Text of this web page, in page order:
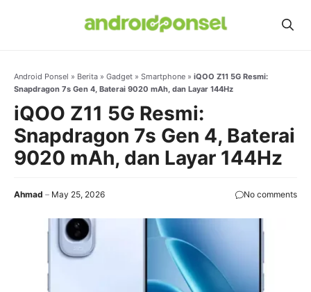
Android Ponsel » Berita » Gadget » Smartphone » iQOO Z11 5G Resmi:
Snapdragon 7s Gen 4, Baterai 9020 mAh, dan Layar 144Hz
iQOO Z11 5G Resmi:
Snapdragon 7s Gen 4, Baterai
9020 mAh, dan Layar 144Hz
Ahmad May 25, 2026 No comments